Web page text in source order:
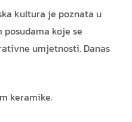
kultura je poznata u
koje se
umjetnosti. Danas
keramike.